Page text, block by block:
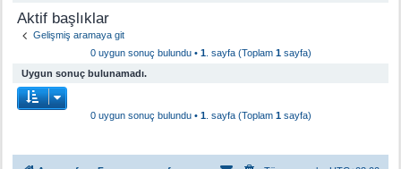
Aktif başlıklar
Gelişmiş aramaya git
0 uygun sonuç bulundu • 1. sayfa (Toplam 1sayfa)
Uygun sonuç bulunamadı.
0 uygun sonuç bulundu • 1. sayfa (Toplam 1sayfa)